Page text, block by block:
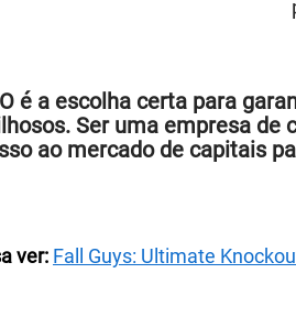
é a escolha certa para
Ser uma empresa de
ao mercado de capitais
ver: Fall Guys: Ultimate